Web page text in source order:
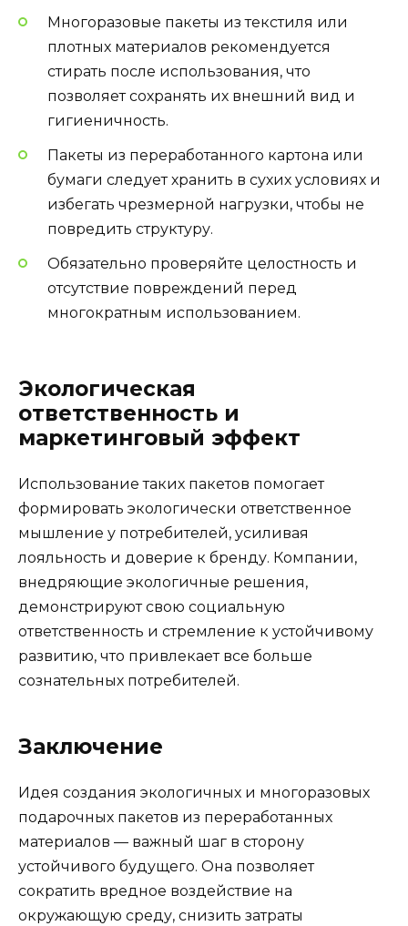
Многоразовые пакеты из текстиля или
плотных материалов рекомендуется
стирать после использования, что
позволяет сохранять их внешний вид и
гигиеничность.
Пакеты из переработанного картона или
бумаги следует хранить в сухих условиях и
избегать чрезмерной нагрузки, чтобы не
повредить структуру.
Обязательно проверяйте целостность и
отсутствие повреждений перед
многократным использованием.
Экологическая
ответственность и
маркетинговый эффект
Использование таких пакетов помогает
формировать экологически ответственное
мышление у потребителей, усиливая
лояльность и доверие к бренду. Компании,
внедряющие экологичные решения,
демонстрируют свою социальную
ответственность и стремление к устойчивому
развитию, что привлекает все больше
сознательных потребителей.
Заключение
Идея создания экологичных и многоразовых
подарочных пакетов из переработанных
материалов — важный шаг в сторону
устойчивого будущего. Она позволяет
сократить вредное воздействие на
окружающую среду, снизить затраты